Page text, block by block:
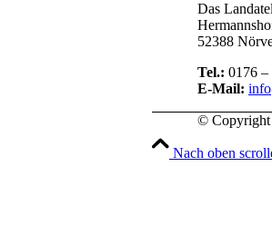
Das
52388
Tel.: 0176 –
E-Mail:
©
Nach oben